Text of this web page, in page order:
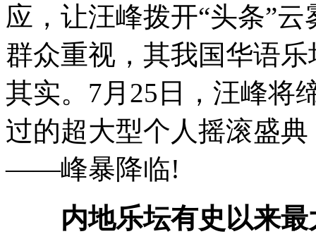
应，让汪峰拨开“头条”
群众重视，其我国华语
其实。7月25日，汪峰将
过的超大型个人摇滚盛
——峰暴降临!
内地乐坛有史以来最